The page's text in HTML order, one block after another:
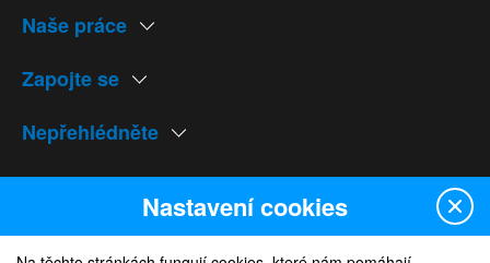
Naše práce
Zapojte se
Nepřehlédněte
Naše weby
Nastavení cookies